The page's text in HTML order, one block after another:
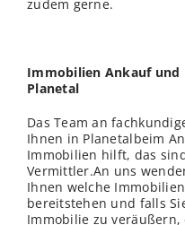
zudem gerne.
Immobilien Ankauf
Planetal
Das Team an
Ihnen in Planetalbeim
Immobilien hilft, das
Vermittler.An uns
Ihnen welche
bereitstehen und falls
Immobilie zu